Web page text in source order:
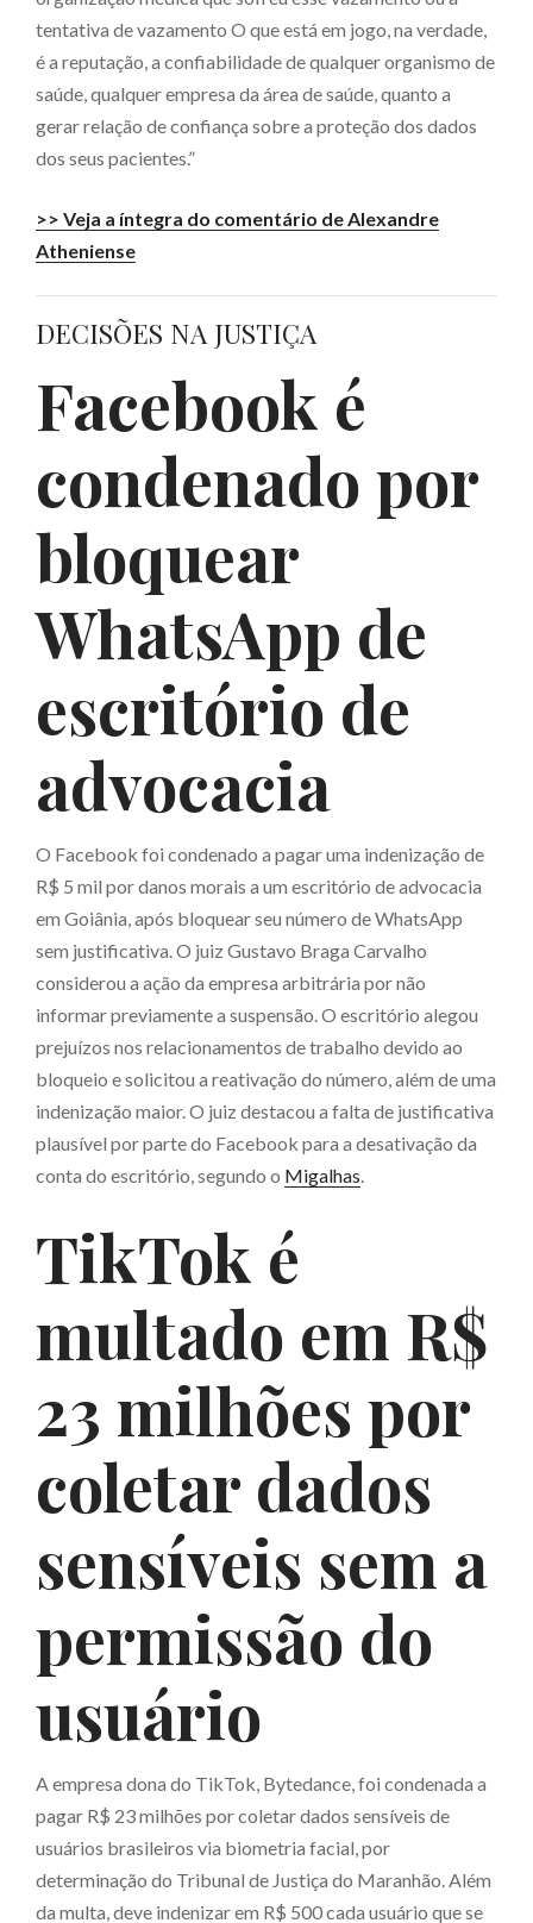
tentativa de vazamento O que está em jogo, na verdade,
é a reputação, a confiabilidade de qualquer organismo de
saúde, qualquer empresa da área de saúde, quanto a
gerar relação de confiança sobre a proteção dos dados
dos seus pacientes.”
>> Veja a íntegra do comentário de Alexandre
Atheniense
DECISÕES NA JUSTIÇA
Facebook é
condenado por
bloquear
WhatsApp de
escritório de
advocacia
O Facebook foi condenado a pagar uma indenização de
R$ 5 mil por danos morais a um escritório de advocacia
em Goiânia, após bloquear seu número de WhatsApp
sem justificativa. O juiz Gustavo Braga Carvalho
considerou a ação da empresa arbitrária por não
informar previamente a suspensão. O escritório alegou
prejuízos nos relacionamentos de trabalho devido ao
bloqueio e solicitou a reativação do número, além de uma
indenização maior. O juiz destacou a falta de justificativa
plausível por parte do Facebook para a desativação da
conta do escritório, segundo o Migalhas
TikTok é
multado em R$
23 milhões por
coletar dados
sensíveis sem a
permissão do
usuário
A empresa dona do TikTok, Bytedance, foi condenada a
pagar R$ 23 milhões por coletar dados sensíveis de
usuários brasileiros via biometria facial, por
determinação do Tribunal de Justiça do Maranhão. Além
da multa, deve indenizar em R$ 500 cada usuário que se